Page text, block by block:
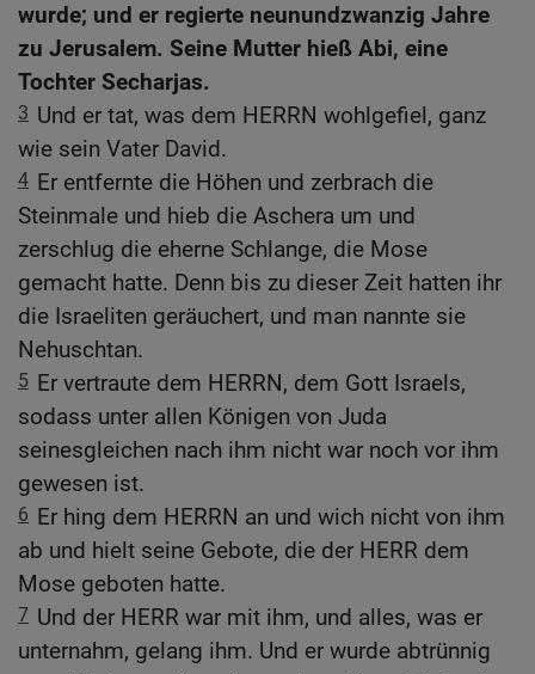
wurde; und er regierte neunundzwanzig Jahre
zu Jerusalem. Seine Mutter hieß Abi, eine
Tochter Secharjas.
3 Und er tat, was dem HERRN wohlgefiel, ganz
wie sein Vater David.
4 Er entfernte die Höhen und zerbrach die
Steinmale und hieb die Aschera um und
zerschlug die eherne Schlange, die Mose
gemacht hatte. Denn bis zu dieser Zeit hatten ihr
die Israeliten geräuchert, und man nannte sie
Nehuschtan.
5 Er vertraute dem HERRN, dem Gott Israels,
sodass unter allen Königen von Juda
seinesgleichen nach ihm nicht war noch vor ihm
gewesen ist.
6 Er hing dem HERRN an und wich nicht von ihm
ab und hielt seine Gebote, die der HERR dem
Mose geboten hatte.
7 Und der HERR war mit ihm, und alles, was er
unternahm, gelang ihm. Und er wurde abtrünnig